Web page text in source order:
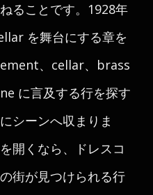
ることです。1928年
を舞台にする章を
、cellar、brass
に言及する行を探す
シーンへ収まりま
開くなら、ドレスコ
街が見つけられる行